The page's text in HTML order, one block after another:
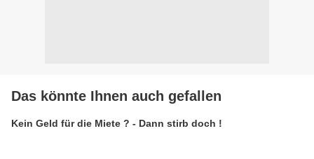
Das könnte Ihnen auch gefallen
Kein Geld für die Miete ? - Dann stirb doch !